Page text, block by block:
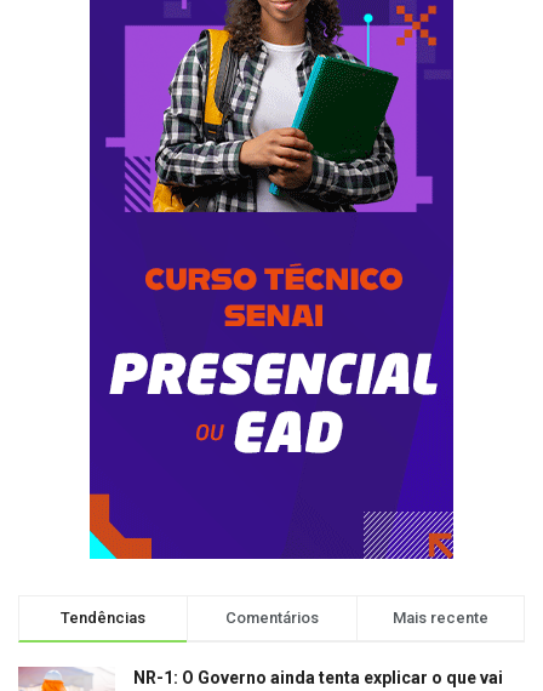
Tendências Comentários Mais recente
NR-1: O Governo ainda tenta explicar o que vai